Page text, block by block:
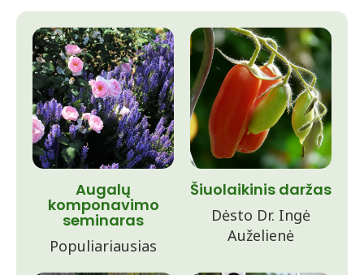
Augalų
komponavimo
seminaras
Populiariausias
Šiuolaikinis daržas
Dėsto Dr. Ingė
Auželienė